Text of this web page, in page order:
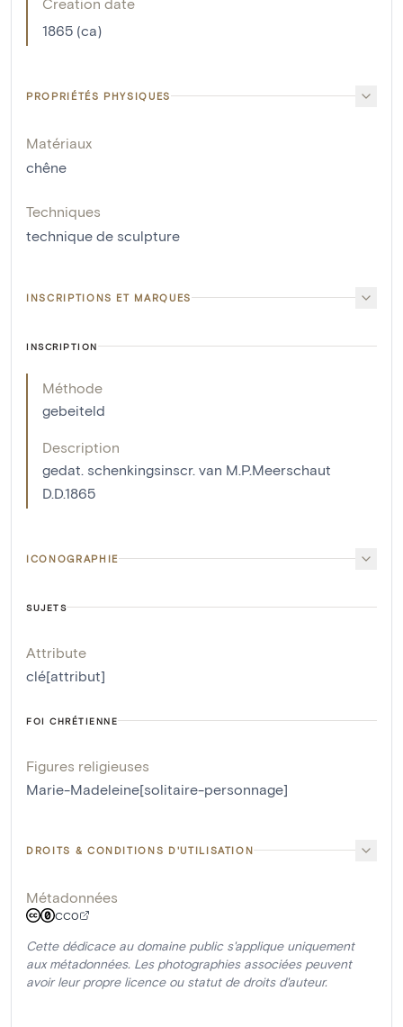
1865 (ca)
PROPRIÉTÉS PHYSIQUES
Matériaux
chêne
Techniques
technique de sculpture
INSCRIPTIONS ET MARQUES
INSCRIPTION
Méthode
gebeiteld
Description
gedat. schenkingsinscr. van M.P.Meerschaut
D.D.1865
ICONOGRAPHIE
SUJETS
Attribute
clé[attribut]
FOI CHRÉTIENNE
Figures religieuses
Marie-Madeleine[solitaire-personnage]
DROITS & CONDITIONS D'UTILISATION
Métadonnées
CC0
Cette dédicace au domaine public s'applique uniquement
aux métadonnées. Les photographies associées peuvent
avoir leur propre licence ou statut de droits d'auteur.